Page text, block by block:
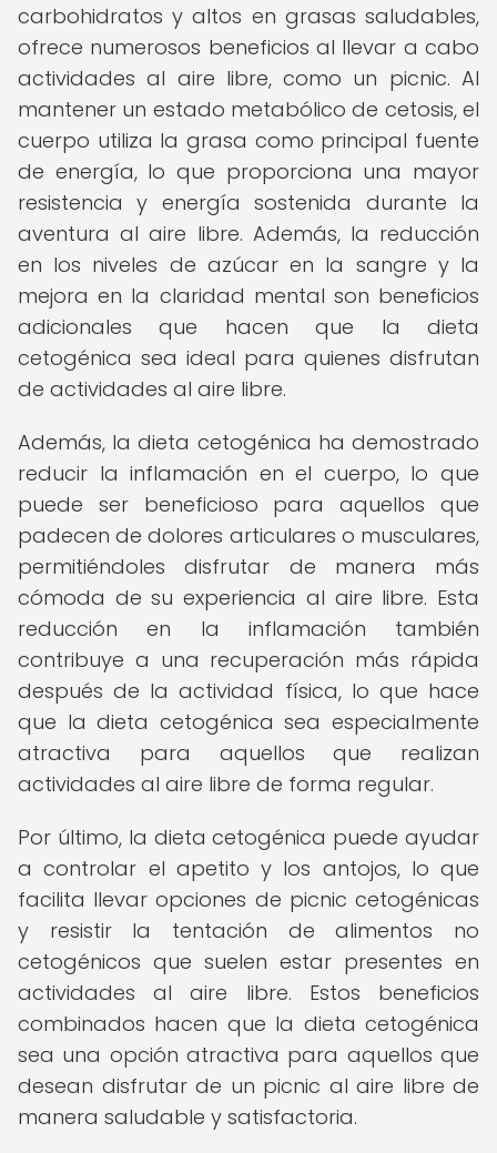
carbohidratos y altos en grasas saludables,
ofrece numerosos beneficios al llevar a cabo
actividades al aire libre, como un picnic. Al
mantener un estado metabólico de cetosis, el
cuerpo utiliza la grasa como principal fuente
de energía, lo que proporciona una mayor
resistencia y energía sostenida durante la
aventura al aire libre. Además, la reducción
en los niveles de azúcar en la sangre y la
mejora en la claridad mental son beneficios
adicionales que hacen que la dieta
cetogénica sea ideal para quienes disfrutan
de actividades al aire libre.
Además, la dieta cetogénica ha demostrado
reducir la inflamación en el cuerpo, lo que
puede ser beneficioso para aquellos que
padecen de dolores articulares o musculares,
permitiéndoles disfrutar de manera más
cómoda de su experiencia al aire libre. Esta
reducción en la inflamación también
contribuye a una recuperación más rápida
después de la actividad física, lo que hace
que la dieta cetogénica sea especialmente
atractiva para aquellos que realizan
actividades al aire libre de forma regular.
Por último, la dieta cetogénica puede ayudar
a controlar el apetito y los antojos, lo que
facilita llevar opciones de picnic cetogénicas
y resistir la tentación de alimentos no
cetogénicos que suelen estar presentes en
actividades al aire libre. Estos beneficios
combinados hacen que la dieta cetogénica
sea una opción atractiva para aquellos que
desean disfrutar de un picnic al aire libre de
manera saludable y satisfactoria.